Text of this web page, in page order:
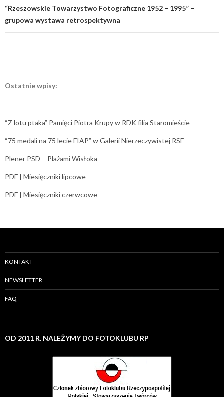
“Rzeszowskie Towarzystwo Fotograficzne 1952 – 1995” –
grupowa wystawa retrospektywna
Ostatnie wpisy:
“Z lotu ptaka” Pamięci Piotra Krupy w RDK filia Staromieście
“75 medali na 75 lecie FIAP” w Galerii Nierzeczywistej RSF
Plener PSD – Plażami Wisłoka
PDF | Miesięczniki lipcowe
PDF | Miesięczniki czerwcowe
KONTAKT
NEWSLETTER
FAQ
OD 2011 R. NALEŻYMY DO FOTOKLUBU RP